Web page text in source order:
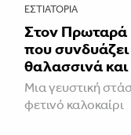
ΕΣΤΙΑΤΌΡΙΑ
Στον Πρωταρά
που
θαλασσινά και
Μια γευστική
φετινό καλοκαίρι